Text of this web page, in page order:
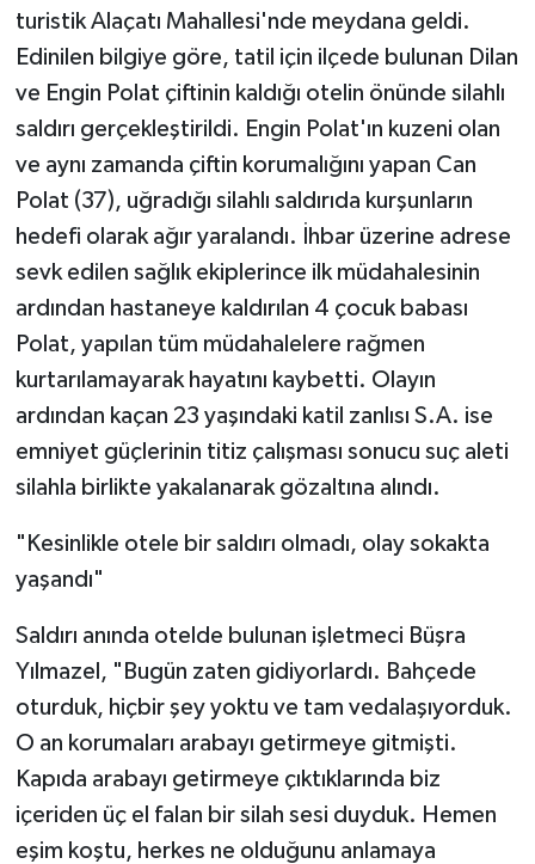
turistik Alaçatı Mahallesi'nde meydana geldi.
Edinilen bilgiye göre, tatil için ilçede bulunan Dilan
ve Engin Polat çiftinin kaldığı otelin önünde silahlı
saldırı gerçekleştirildi. Engin Polat'ın kuzeni olan
ve aynı zamanda çiftin korumalığını yapan Can
Polat (37), uğradığı silahlı saldırıda kurşunların
hedefi olarak ağır yaralandı. İhbar üzerine adrese
sevk edilen sağlık ekiplerince ilk müdahalesinin
ardından hastaneye kaldırılan 4 çocuk babası
Polat, yapılan tüm müdahalelere rağmen
kurtarılamayarak hayatını kaybetti. Olayın
ardından kaçan 23 yaşındaki katil zanlısı S.A. ise
emniyet güçlerinin titiz çalışması sonucu suç aleti
silahla birlikte yakalanarak gözaltına alındı.
"Kesinlikle otele bir saldırı olmadı, olay sokakta
yaşandı"
Saldırı anında otelde bulunan işletmeci Büşra
Yılmazel, "Bugün zaten gidiyorlardı. Bahçede
oturduk, hiçbir şey yoktu ve tam vedalaşıyorduk.
O an korumaları arabayı getirmeye gitmişti.
Kapıda arabayı getirmeye çıktıklarında biz
içeriden üç el falan bir silah sesi duyduk. Hemen
eşim koştu, herkes ne olduğunu anlamaya